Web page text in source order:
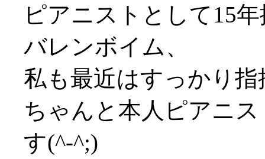
ピアニストとして15
バレンボイム、
私も最近はすっかり
ちゃんと本人ピアニ
す(^-^;)